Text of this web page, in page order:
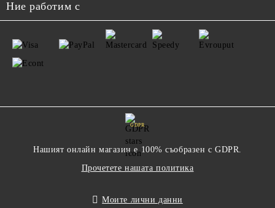
Ние работим с
GDPR
Нашият онлайн магазин е 100% съобразен с GDPR.
Прочетете нашата политика
Моите лични данни